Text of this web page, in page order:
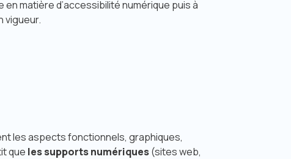
matière d’accessibilité numérique puis à
vigueur.
les aspects fonctionnels, graphiques,
que les supports numériques(sites web,